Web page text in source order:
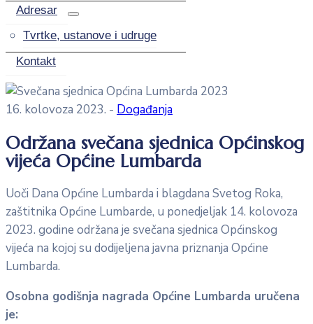
Adresar
Tvrtke, ustanove i udruge
Kontakt
16. kolovoza 2023. - Događanja
Održana svečana sjednica Općinskog
vijeća Općine Lumbarda
Uoči Dana Općine Lumbarda i blagdana Svetog Roka,
zaštitnika Općine Lumbarde, u ponedjeljak 14. kolovoza
2023. godine održana je svečana sjednica Općinskog
vijeća na kojoj su dodijeljena javna priznanja Općine
Lumbarda.
Osobna godišnja nagrada Općine Lumbarda uručena
je: